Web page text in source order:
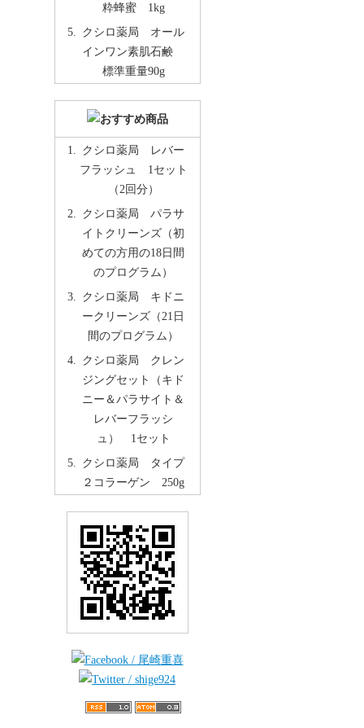
粋蜂蜜 1kg
クシロ薬局 オール
インワン素肌石鹸
標準重量90g
クシロ薬局 レバー
フラッシュ 1セット
（2回分）
クシロ薬局 パラサ
イトクリーンズ（初
めての方用の18日間
のプログラム）
クシロ薬局 キドニ
ークリーンズ（21日
間のプログラム）
クシロ薬局 クレン
ジングセット（キド
ニー＆パラサイト＆
レバーフラッシ
ュ） 1セット
クシロ薬局 タイプ
２コラーゲン 250g